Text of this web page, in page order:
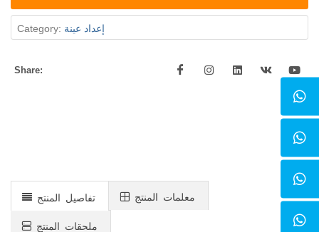
Category: إعداد عينة
Share:
تفاصيل المنتج معلمات المنتج
ملحقات المنتج